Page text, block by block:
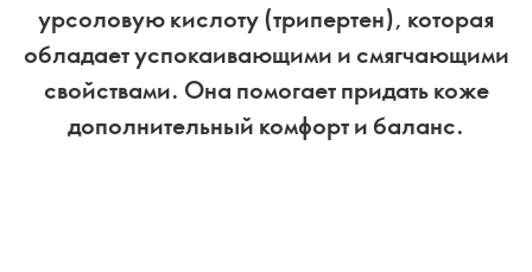
урсоловую кислоту (трипертен), которая
обладает успокаивающими и смягчающими
свойствами. Она помогает придать коже
дополнительный комфорт и баланс.